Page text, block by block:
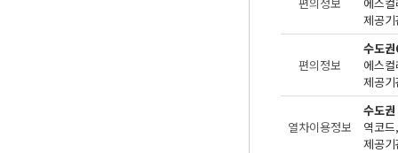
제공
편의정보
수도
에스
제공
열차이용정보
수도
제공